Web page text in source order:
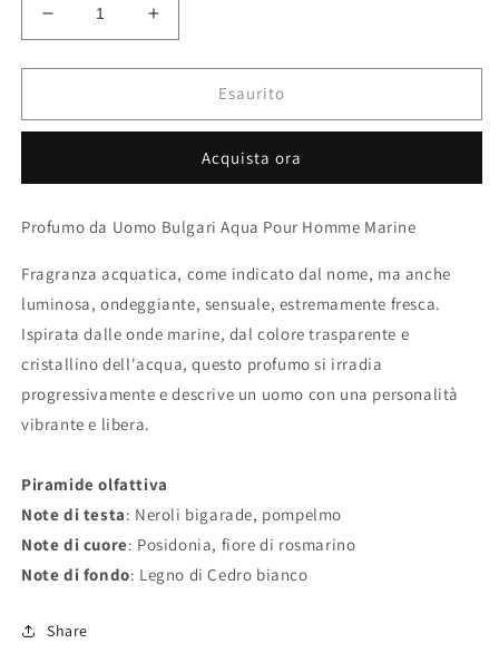
Diminuisci
quantità
per
Aqua
Marine
Aumenta
quantità
per
Aqua
Homme
Marine
Esaurito
Acquista ora
Profumo da Uomo Bulgari Aqua Pour Homme Marine
Fragranza acquatica, come indicato dal nome, ma anche
luminosa, ondeggiante, sensuale, estremamente fresca.
Ispirata dalle onde marine, dal colore trasparente e
cristallino dell'acqua, questo profumo si irradia
progressivamente e descrive un uomo con una personalità
vibrante e libera.
Piramide olfattiva
Note di testa: Neroli bigarade, pompelmo
Note di cuore: Posidonia, fiore di rosmarino
Note di fondo: Legno di Cedro bianco
Share